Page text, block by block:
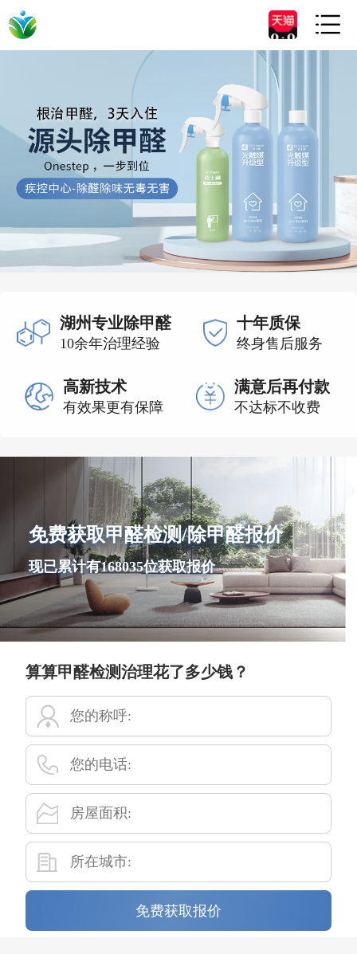

湖州专业除甲醛
10余年治理经验
十年质保
终身售后服务
高新技术
有效果更有保障
满意后再付款
不达标不收费
免费获取甲醛检测/除甲醛报价
现已累计有168035位获取报价
算算甲醛检测治理花了多少钱？
免费获取报价